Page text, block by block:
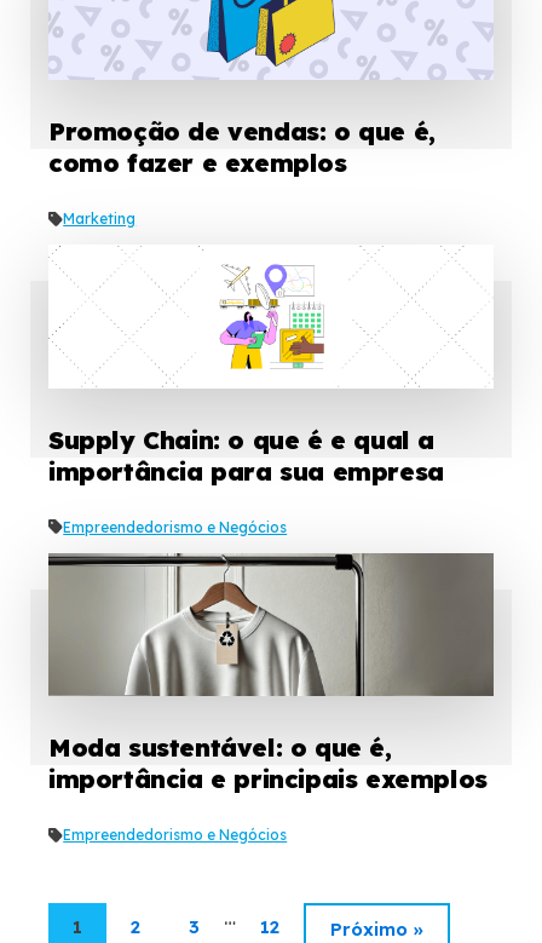
Promoção de vendas: o que é,
como fazer e exemplos
Marketing
Supply Chain: o que é e qual a
importância para sua empresa
Empreendedorismo e Negócios
Moda sustentável: o que é,
importância e principais exemplos
Empreendedorismo e Negócios
1 2 3 … 12 Próximo »